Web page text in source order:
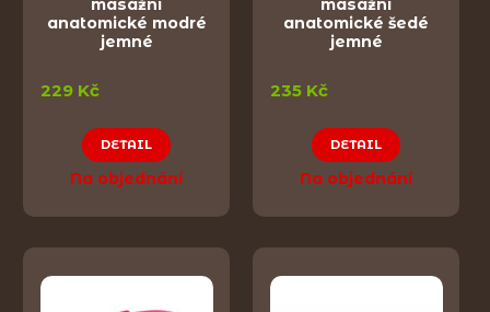
masážní
anatomické modré
jemné
229 Kč
DETAIL
Na objednání
masážní
anatomické šedé
jemné
235 Kč
DETAIL
Na objednání